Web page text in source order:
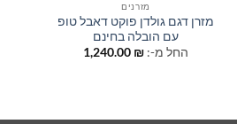
מזרנים
מזרן דגם גולדן פוקט דאבל טופ
עם הובלה בחינם
החל מ-:
1,240.00 ₪